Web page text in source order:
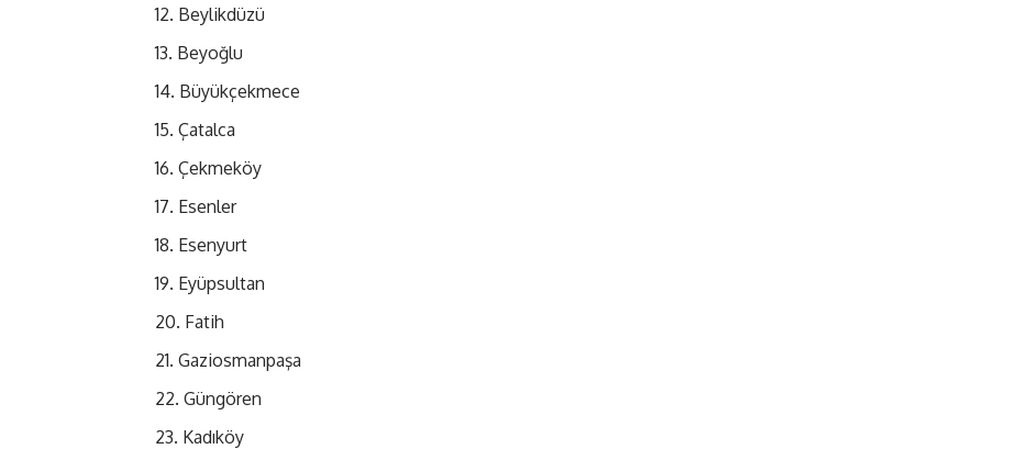
Beylikdüzü
Beyoğlu
Büyükçekmece
Çatalca
Çekmeköy
Esenler
Esenyurt
Eyüpsultan
Fatih
Gaziosmanpaşa
Güngören
Kadıköy